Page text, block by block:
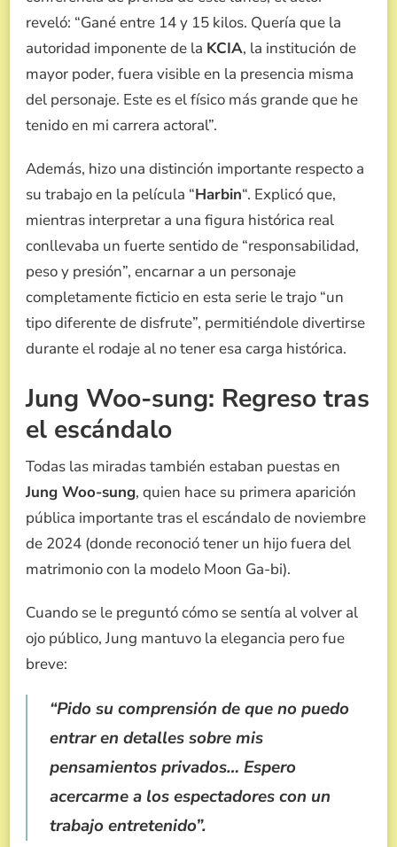
reveló: “Gané entre 14 y 15 kilos. Quería que la
autoridad imponente de la KCIA, la institución de
mayor poder, fuera visible en la presencia misma
del personaje. Este es el físico más grande que he
tenido en mi carrera actoral”.
Además, hizo una distinción importante respecto a
su trabajo en la película “Harbin“. Explicó que,
mientras interpretar a una figura histórica real
conllevaba un fuerte sentido de “responsabilidad,
peso y presión”, encarnar a un personaje
completamente ficticio en esta serie le trajo “un
tipo diferente de disfrute”, permitiéndole divertirse
durante el rodaje al no tener esa carga histórica.
Jung Woo-sung: Regreso tras
el escándalo
Todas las miradas también estaban puestas en
Jung Woo-sung, quien hace su primera aparición
pública importante tras el escándalo de noviembre
de 2024 (donde reconoció tener un hijo fuera del
matrimonio con la modelo Moon Ga-bi).
Cuando se le preguntó cómo se sentía al volver al
ojo público, Jung mantuvo la elegancia pero fue
breve:
“Pido su comprensión de que no puedo
entrar en detalles sobre mis
pensamientos privados… Espero
acercarme a los espectadores con un
trabajo entretenido”.